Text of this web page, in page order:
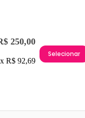
250,00
R$ 92,69
Selecionar